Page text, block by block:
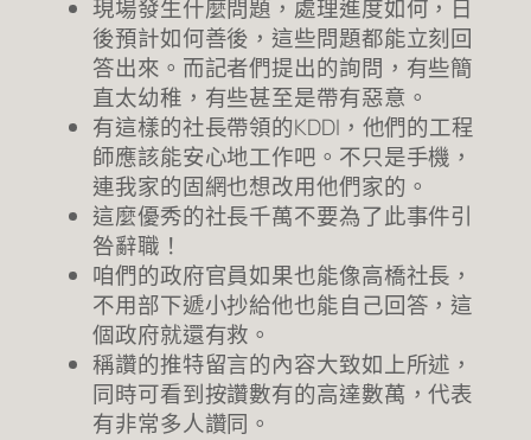
現場發生什麼問題，處理進度如何，日
後預計如何善後，這些問題都能立刻回
答出來。而記者們提出的詢問，有些簡
直太幼稚，有些甚至是帶有惡意。
有這樣的社長帶領的KDDI，他們的工程
師應該能安心地工作吧。不只是手機，
連我家的固網也想改用他們家的。
這麼優秀的社長千萬不要為了此事件引
咎辭職！
咱們的政府官員如果也能像高橋社長，
不用部下遞小抄給他也能自己回答，這
個政府就還有救。
稱讚的推特留言的內容大致如上所述，
同時可看到按讚數有的高達數萬，代表
有非常多人讚同。